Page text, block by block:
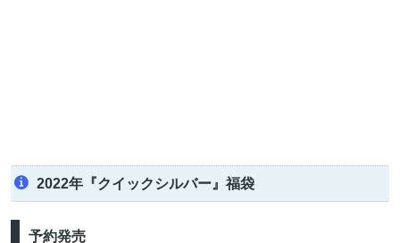
2022年『クイックシルバー』福袋
予約発売